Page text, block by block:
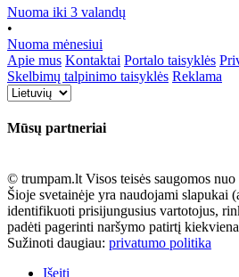
Nuoma iki 3 valandų
•
Nuoma mėnesiui
Apie mus Kontaktai Portalo taisyklės
Skelbimų talpinimo taisyklės Reklama
Mūsų partneriai
© trumpam.lt Visos teisės saugomos
Šioje svetainėje yra naudojami slapukai
identifikuoti prisijungusius vartotojus,
padėti pagerinti naršymo patirtį
Sužinoti daugiau: privatumo politika
Išeiti